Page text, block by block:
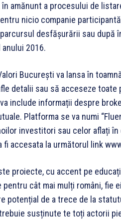
amănunt a procesului de
nicio companie
desfășurării sau după
2016.
București va lansa în
detalii sau să acceseze
include informații despre
Platforma se va numi
investitori sau celor aflați
fi accesata la următorul link
proiecte, cu accent pe
pentru cât mai mulți români, fie
potențial de a trece de la
susținute te toți actorii